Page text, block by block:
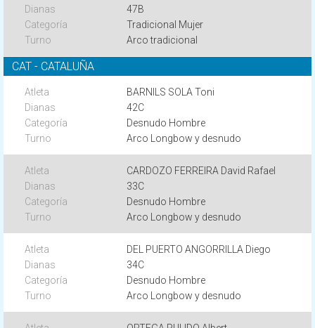
47B
Tradicional Mujer
Arco tradicional
CAT - CATALUÑA
BARNILS SOLA Toni
42C
Desnudo Hombre
Arco Longbow y desnudo
CARDOZO FERREIRA David Rafael
33C
Desnudo Hombre
Arco Longbow y desnudo
DEL PUERTO ANGORRILLA Diego
34C
Desnudo Hombre
Arco Longbow y desnudo